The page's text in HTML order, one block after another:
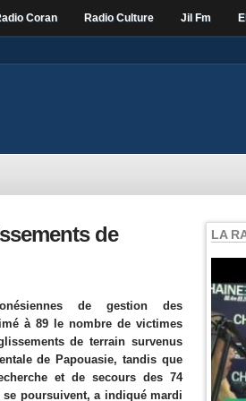
Coran Radio Culture Jil Fm
de
de gestion des
à 89 le nombre de victimes
de terrain survenus
de Papouasie, tandis que
et de secours des 74
poursuivent, a indiqué mardi
LA